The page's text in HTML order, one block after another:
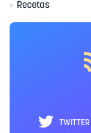
Recetas
TWITTER